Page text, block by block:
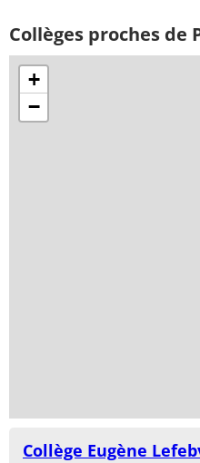
Collèges proches de
+
−
Collège Eugène